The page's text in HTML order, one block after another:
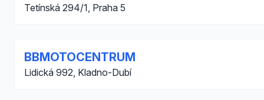
Tetínská 294/1, Praha 5
BBMOTOCENTRUM
Lidická 992, Kladno-Dubí